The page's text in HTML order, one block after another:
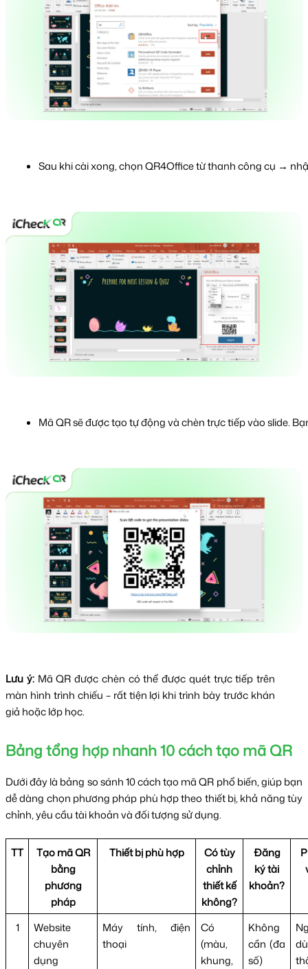
Sau khi cài xong, chọn QR4Office từ thanh công cụ →
Mã QR sẽ được tạo tự động và chèn trực tiếp vào slide.
Lưu ý:Mã QR được chèn có thể được quét trực tiếp trên
màn hình trình chiếu – rất tiện lợi khi trình bày trước khán
giả hoặc lớp học.
Bảng tổng hợp nhanh 10 cách tạo mã QR
Dưới đây là bảng so sánh 10 cách tạo mã QR phổ biến, giúp bạn
dễ dàng chọn phương pháp phù hợp theo thiết bị, khả năng tùy
chỉnh, yêu cầu tài khoản và đối tượng sử dụng.
TT
Tạo mã QR
bằng
phương
pháp
Thiết bị phù hợp
Có tùy
chỉnh
thiết kế
không?
Đăng
ký tài
khoản?
1
Website
chuyên
dụng
Máy tính, điện
thoại
Có
(màu,
khung,
Không
cần (đa
số)